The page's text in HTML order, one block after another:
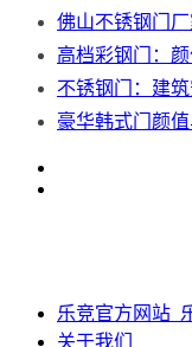
佛山不锈钢门
高档彩钢门：
不锈钢门：建
豪华韩式门颜
乐竞官方网站_
关于我们